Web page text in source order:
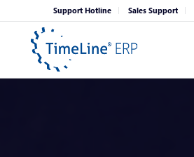
Support Hotline Sales Support